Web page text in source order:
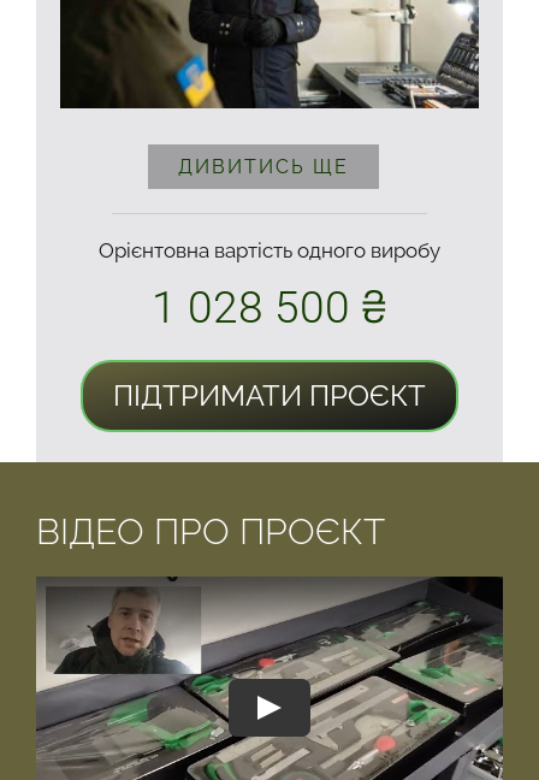
ДИВИТИСЬ ЩЕ
Орієнтовна вартість одного виробу
1 028 500 ₴
ПІДТРИМАТИ ПРОЄКТ
ВІДЕО ПРО ПРОЄКТ